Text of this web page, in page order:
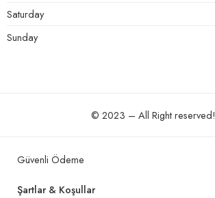
Saturday
Sunday
© 2023 – All Right reserved!
Güvenli Ödeme
Şartlar & Koşullar